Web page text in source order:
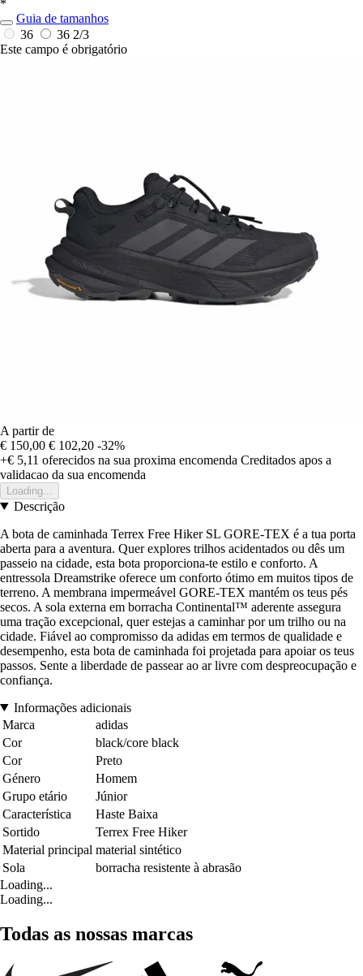
*
Guia de tamanhos
36
36 2/3
Este campo é obrigatório
A partir de
€ 150,00 € 102,20 -32%
+€ 5,11 oferecidos na sua proxima encomenda Creditados apos a
validacao da sua encomenda
Loading...
Descrição
A bota de caminhada Terrex Free Hiker SL GORE-TEX é a tua porta
aberta para a aventura. Quer explores trilhos acidentados ou dês um
passeio na cidade, esta bota proporciona-te estilo e conforto. A
entressola Dreamstrike oferece um conforto ótimo em muitos tipos de
terreno. A membrana impermeável GORE-TEX mantém os teus pés
secos. A sola externa em borracha Continental™ aderente assegura
uma tração excepcional, quer estejas a caminhar por um trilho ou na
cidade. Fiável ao compromisso da adidas em termos de qualidade e
desempenho, esta bota de caminhada foi projetada para apoiar os teus
passos. Sente a liberdade de passear ao ar livre com despreocupação e
confiança.
Informações adicionais
Marca
adidas
Cor
black/core black
Cor
Preto
Género
Homem
Grupo etário
Júnior
Característica
Haste Baixa
Sortido
Terrex Free Hiker
Material principal material sintético
Sola
borracha resistente à abrasão
Loading...
Loading...
Todas as nossas marcas